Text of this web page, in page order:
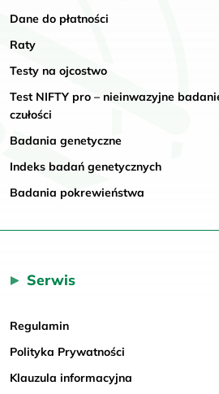
Dane do płatności
Raty
Testy na ojcostwo
Test NIFTY pro – nieinwazyjne
czułości
Badania genetyczne
Indeks badań genetycznych
Badania pokrewieństwa
Serwis
Regulamin
Polityka Prywatności
Klauzula informacyjna